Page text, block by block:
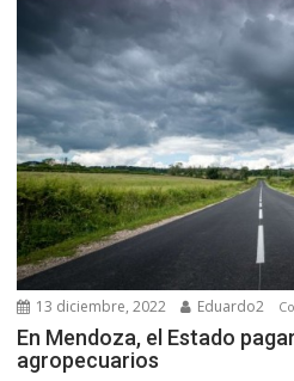
13 diciembre, 2022 Eduardo2
En Mendoza, el Estado
agropecuarios